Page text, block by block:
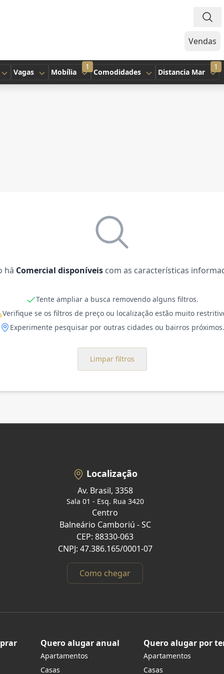
Vendas
Vagas
1
Mobília Comodidades
1
Distancia Mar
há Comercial disponíveis com as características
Tente ampliar a busca removendo alguns filtros.
Verifique se os filtros de preço ou localização estão muito
Experimente pesquisar por outras cidades ou bairros próximos.
Limpar filtros
Localização
Av. Brasil, 3358
Sala 01 - Esq. Rua 3420
Centro
Balneário Camboriú - SC
CEP: 88330-063
CNPJ: 47.386.165/0001-07
Como chegar
Quero alugar anual
Apartamentos
Casas
Quero alugar por
Apartamentos
Casas